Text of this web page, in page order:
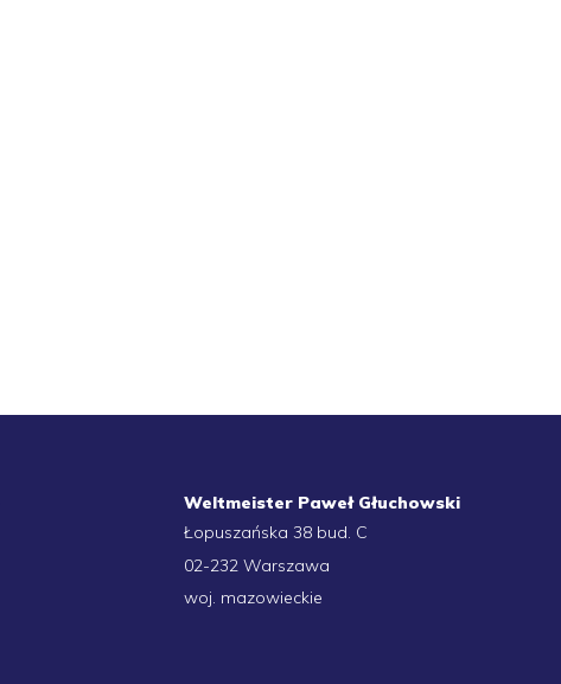
Weltmeister Paweł Głuchowski
Łopuszańska 38 bud. C
02-232 Warszawa
woj. mazowieckie